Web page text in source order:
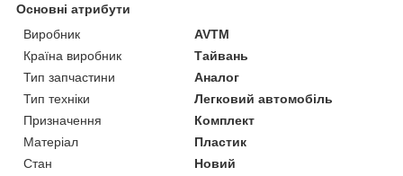
Основні атрибути
Виробник
AVTM
Країна виробник
Тайвань
Тип запчастини
Аналог
Тип техніки
Легковий автомобіль
Призначення
Комплект
Матеріал
Пластик
Стан
Новий